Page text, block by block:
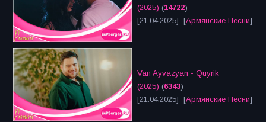
(2025) (14722)
[21.04.2025] [Армянские Песни]
Van Ayvazyan - Quyrik
(2025) (6343)
[21.04.2025] [Армянские Песни]